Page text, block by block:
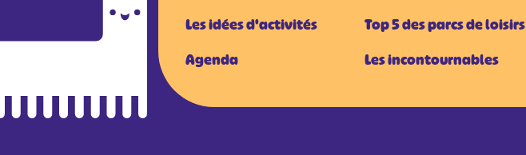
Les idées d'activités
Agenda
Top 5 des parcs de loisirs
Les incontournables